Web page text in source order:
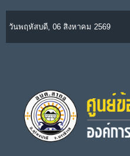
วันพฤหัสบดี, 06 สิงหาคม 2569